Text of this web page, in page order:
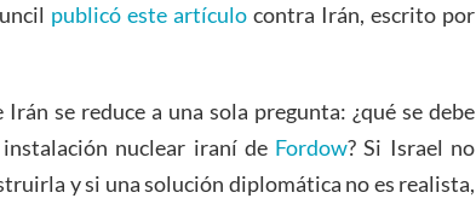
publicó este artículo contra Irán, escrito por
se reduce a una sola pregunta: ¿qué se debe
nuclear iraní de Fordow? Si Israel no
y si una solución diplomática no es realista,